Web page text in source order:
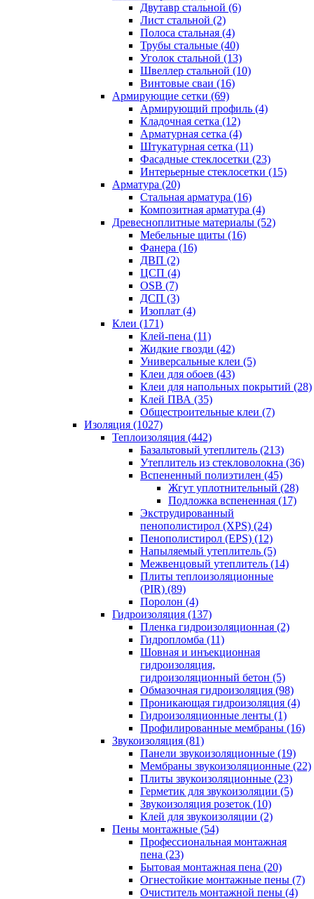
Двутавр стальной (6)
Лист стальной (2)
Полоса стальная (4)
Трубы стальные (40)
Уголок стальной (13)
Швеллер стальной (10)
Винтовые сваи (16)
Армирующие сетки (69)
Армирующий профиль (4)
Кладочная сетка (12)
Арматурная сетка (4)
Штукатурная сетка (11)
Фасадные стеклосетки (23)
Интерьерные стеклосетки (15)
Арматура (20)
Стальная арматура (16)
Композитная арматура (4)
Древесноплитные материалы (52)
Мебельные щиты (16)
Фанера (16)
ДВП (2)
ЦСП (4)
OSB (7)
ДСП (3)
Изоплат (4)
Клеи (171)
Клей-пена (11)
Жидкие гвозди (42)
Универсальные клеи (5)
Клеи для обоев (43)
Клеи для напольных покрытий (28)
Клей ПВА (35)
Общестроительные клеи (7)
Изоляция (1027)
Теплоизоляция (442)
Базальтовый утеплитель (213)
Утеплитель из стекловолокна (36)
Вспененный полиэтилен (45)
Жгут уплотнительный (28)
Подложка вспененная (17)
Экструдированный
пенополистирол (XPS) (24)
Пенополистирол (EPS) (12)
Напыляемый утеплитель (5)
Межвенцовый утеплитель (14)
Плиты теплоизоляционные
(PIR) (89)
Поролон (4)
Гидроизоляция (137)
Пленка гидроизоляционная (2)
Гидропломба (11)
Шовная и инъекционная
гидроизоляция,
гидроизоляционный бетон (5)
Обмазочная гидроизоляция (98)
Проникающая гидроизоляция (4)
Гидроизоляционные ленты (1)
Профилированные мембраны (16)
Звукоизоляция (81)
Панели звукоизоляционные (19)
Мембраны звукоизоляционные (22)
Плиты звукоизоляционные (23)
Герметик для звукоизоляции (5)
Звукоизоляция розеток (10)
Клей для звукоизоляции (2)
Пены монтажные (54)
Профессиональная монтажная
пена (23)
Бытовая монтажная пена (20)
Огнестойкие монтажные пены (7)
Очиститель монтажной пены (4)